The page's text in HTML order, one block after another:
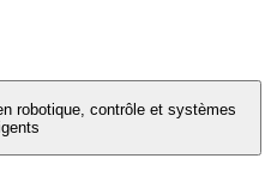
robotique, contrôle et systèmes